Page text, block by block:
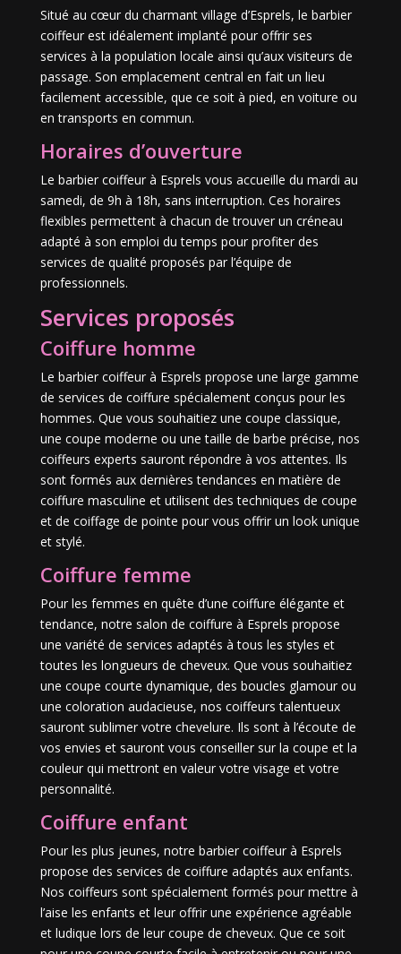
Situé au cœur du charmant village d’Esprels, le barbier
coiffeur est idéalement implanté pour offrir ses
services à la population locale ainsi qu’aux visiteurs de
passage. Son emplacement central en fait un lieu
facilement accessible, que ce soit à pied, en voiture ou
en transports en commun.
Horaires d’ouverture
Le barbier coiffeur à Esprels vous accueille du mardi au
samedi, de 9h à 18h, sans interruption. Ces horaires
flexibles permettent à chacun de trouver un créneau
adapté à son emploi du temps pour profiter des
services de qualité proposés par l’équipe de
professionnels.
Services proposés
Coiffure homme
Le barbier coiffeur à Esprels propose une large gamme
de services de coiffure spécialement conçus pour les
hommes. Que vous souhaitiez une coupe classique,
une coupe moderne ou une taille de barbe précise, nos
coiffeurs experts sauront répondre à vos attentes. Ils
sont formés aux dernières tendances en matière de
coiffure masculine et utilisent des techniques de coupe
et de coiffage de pointe pour vous offrir un look unique
et stylé.
Coiffure femme
Pour les femmes en quête d’une coiffure élégante et
tendance, notre salon de coiffure à Esprels propose
une variété de services adaptés à tous les styles et
toutes les longueurs de cheveux. Que vous souhaitiez
une coupe courte dynamique, des boucles glamour ou
une coloration audacieuse, nos coiffeurs talentueux
sauront sublimer votre chevelure. Ils sont à l’écoute de
vos envies et sauront vous conseiller sur la coupe et la
couleur qui mettront en valeur votre visage et votre
personnalité.
Coiffure enfant
Pour les plus jeunes, notre barbier coiffeur à Esprels
propose des services de coiffure adaptés aux enfants.
Nos coiffeurs sont spécialement formés pour mettre à
l’aise les enfants et leur offrir une expérience agréable
et ludique lors de leur coupe de cheveux. Que ce soit